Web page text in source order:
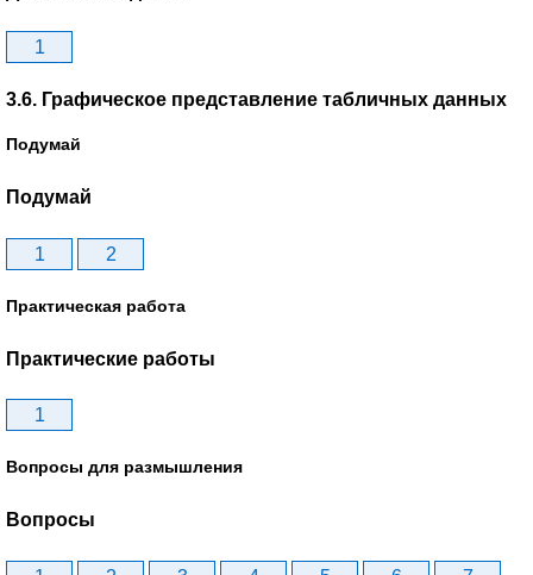
1
3.6. Графическое представление табличных данных
Подумай
Подумай
1 2
Практическая работа
Практические работы
1
Вопросы для размышления
Вопросы